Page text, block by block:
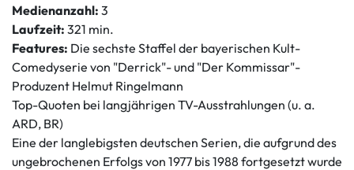
Medienanzahl: 3
Laufzeit: 321 min.
Features: Die sechste Staffel der bayerischen Kult-
Comedyserie von "Derrick"- und "Der Kommissar"-
Produzent Helmut Ringelmann
Top-Quoten bei langjährigen TV-Ausstrahlungen (u. a.
ARD, BR)
Eine der langlebigsten deutschen Serien, die aufgrund des
ungebrochenen Erfolgs von 1977 bis 1988 fortgesetzt wurde